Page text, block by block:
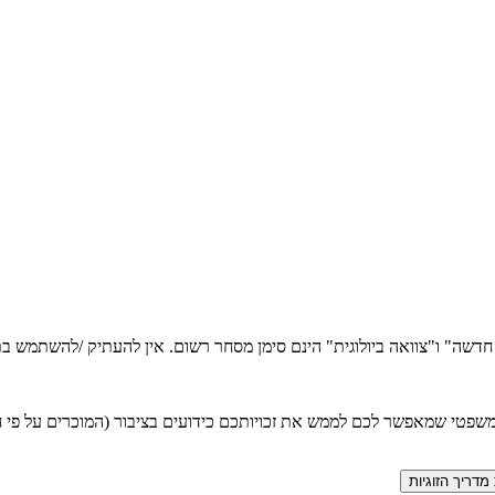
חדשה" ו"צוואה ביולוגית" הינם סימן מסחר רשום. אין להעתיק /
שמאפשר לכם לממש את זכויותכם כידועים בציבור (המוכרים על פי